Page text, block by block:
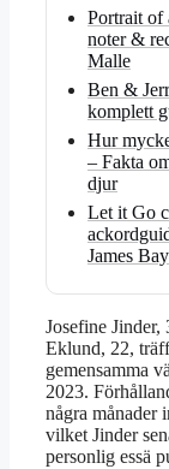
Portrait of
noter &
Malle
Ben &
komplett
Hur
– Fakta
djur
Let it Go
James Bay
Josefine
Eklund, 22,
gemensamma
2023.
några månader
vilket Jinder
personlig essä